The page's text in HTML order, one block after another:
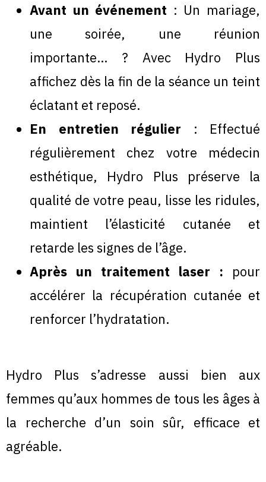
Avant un événement : Un mariage,
une soirée, une réunion
importante… ? Avec Hydro Plus
affichez dès la fin de la séance un teint
éclatant et reposé.
En entretien régulier : Effectué
régulièrement chez votre médecin
esthétique, Hydro Plus préserve la
qualité de votre peau, lisse les ridules,
maintient l’élasticité cutanée et
retarde les signes de l’âge.
Après un traitement laser : pour
accélérer la récupération cutanée et
renforcer l’hydratation.
Hydro Plus s’adresse aussi bien aux
femmes qu’aux hommes de tous les âges à
la recherche d’un soin sûr, efficace et
agréable.